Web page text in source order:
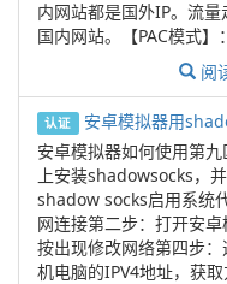
内网站都是国外IP。流
国内网站。【PAC模式
阅
认证 安卓模拟器用
安卓模拟器如何使用第
上安装shadowsocks，
shadow socks启用系统
网连接第二步：打开安
按出现修改网络第四步
机电脑的IPV4地址，获